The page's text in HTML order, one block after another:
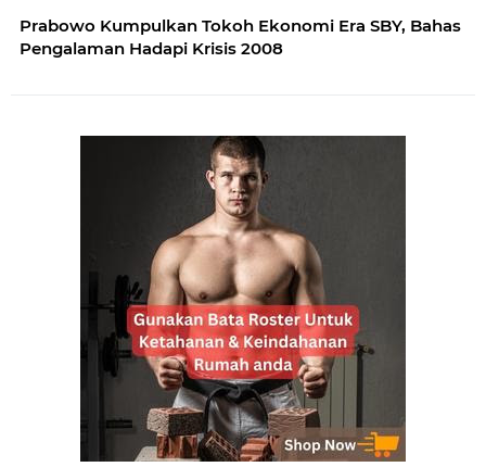
Prabowo Kumpulkan Tokoh Ekonomi Era SBY, Bahas
Pengalaman Hadapi Krisis 2008